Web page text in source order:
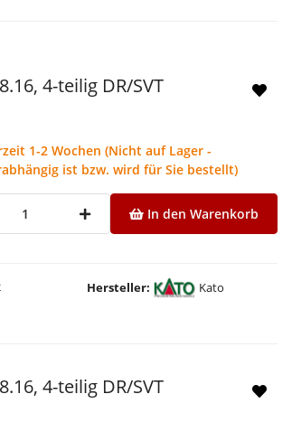
4-teilig DR/SVT
1-2 Wochen (Nicht auf Lager -
ist bzw. wird für Sie bestellt)
Hersteller Kato
In den Warenkorb
4-teilig DR/SVT